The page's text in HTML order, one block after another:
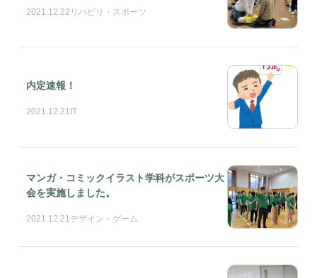
2021.12.22 リハビリ・スポーツ
内定速報！
2021.12.21 IT
マンガ・コミックイラスト学科がスポーツ大
会を実施しました。
2021.12.21 デザイン・ゲーム